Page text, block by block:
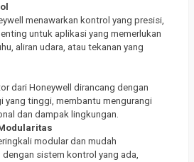
menawarkan kontrol yang presisi,
untuk aplikasi yang memerlukan
aliran udara, atau tekanan yang
dari Honeywell dirancang dengan
yang tinggi, membantu mengurangi
dan dampak lingkungan.
modular dan mudah
sistem kontrol yang ada,